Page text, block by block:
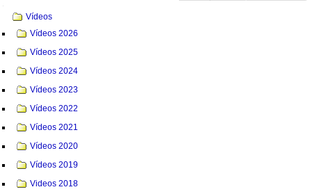
Navegação
Vídeos
Vídeos 2026
Vídeos 2025
Vídeos 2024
Vídeos 2023
Vídeos 2022
Vídeos 2021
Vídeos 2020
Vídeos 2019
Videos 2018